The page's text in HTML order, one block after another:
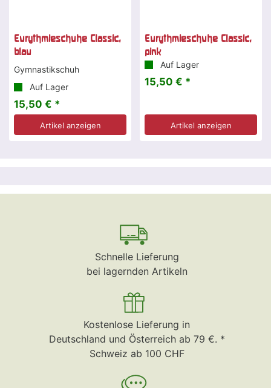
Eurythmieschuhe Classic,
blau
Gymnastikschuh
Auf Lager
15,50 € *
Artikel anzeigen
Eurythmieschuhe Classic,
pink
Auf Lager
15,50 € *
Artikel anzeigen
Schnelle Lieferung
bei lagernden Artikeln
Kostenlose Lieferung in
Deutschland und Österreich ab 79 €. *
Schweiz ab 100 CHF